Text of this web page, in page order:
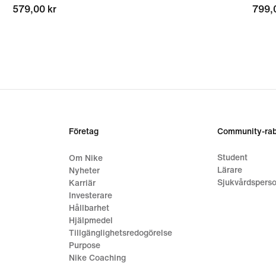
579,00 kr
579,00 kr
Företag
Om Nike
Nyheter
Karriär
Investerare
Hållbarhet
Hjälpmedel
Tillgänglighetsredogörelse
Purpose
Nike Coaching
Community-
Student
Lärare